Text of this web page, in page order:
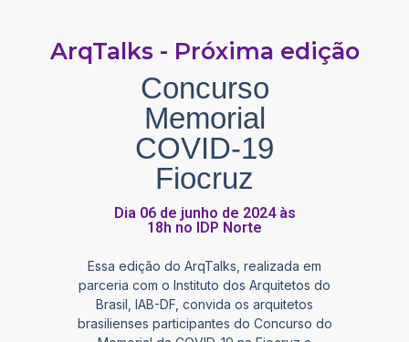
ArqTalks - Próxima edição
Concurso
Memorial
COVID-19
Fiocruz
Dia 06 de junho de 2024 às
18h no IDP Norte
Essa edição do ArqTalks, realizada em
parceria com o Instituto dos Arquitetos do
Brasil, IAB-DF, convida os arquitetos
brasilienses participantes do Concurso do